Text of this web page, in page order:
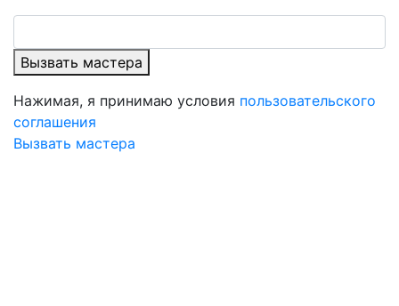
Вызвать мастера
Нажимая, я принимаю условия пользовательского
соглашения
Вызвать мастера